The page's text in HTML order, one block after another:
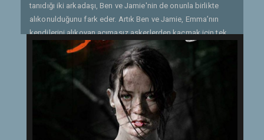
tanıdığı iki arkadaşı, Ben ve Jamie'nin de onunla birlikte
alıkonulduğunu fark eder. Artık Ben ve Jamie, Emma’nın
kendilerini alıkoyan acımasız askerlerden kaçmak için tek
şansıdır. Sığınakta kalmak ya da eskiden kendisine tecavüz
etmiş olan eski arkadaşının yardımıyla sığınaktan kaçmak
arasında kalan Emma, ikinci seçeneği tercih eder. Ancak
kaçış planladıkları kadar kolay olmayacaktır. Onları
sığınakta tutmaya kararlı olan 3 asker hiç de kolay baş
edilebilir kişiler değillerdir. Kaçışın ardından ıssızlığın
ortasında kalan Emma, bir yandan peşindeki askerlerden